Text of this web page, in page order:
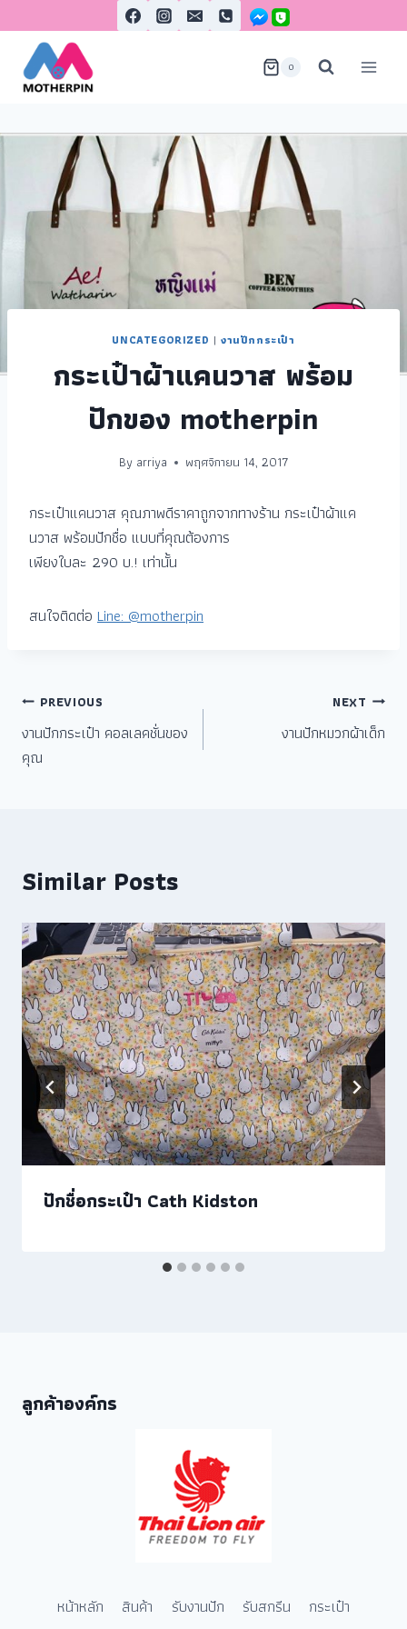
0
UNCATEGORIZED | งานปักกระเป๋า
กระเป๋าผ้าแคนวาส พร้อม
ปักของ motherpin
By arriya พฤศจิกายน 14, 2017
กระเป๋าแคนวาส คุณภาพดีราคาถูกจากทางร้าน กระเป๋าผ้าแค
นวาส พร้อมปักชื่อ แบบที่คุณต้องการ
เพียงใบละ 290 บ.! เท่านั้น
สนใจติดต่อ Line: @motherpin
PREVIOUS
งานปักกระเป๋า คอลเลคชั่นของ
คุณ
NEXT
งานปักหมวกผ้าเด็ก
Similar Posts
ปักชื่อกระเป๋า Cath Kidston
ลูกค้าองค์กร
หน้าหลัก สินค้า รับงานปัก รับสกรีน
กระเป๋า